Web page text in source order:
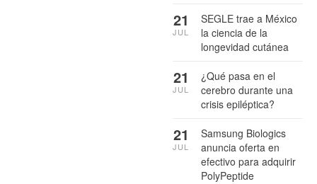
SEGLE trae a México
la ciencia de la
longevidad cutánea
21
JUL
¿Qué pasa en el
cerebro durante una
crisis epiléptica?
21
JUL
Samsung Biologics
anuncia oferta en
efectivo para adquirir
PolyPeptide
21
JUL